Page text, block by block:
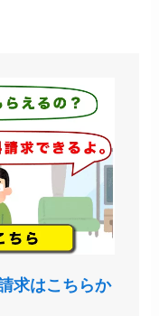
求はこちらか